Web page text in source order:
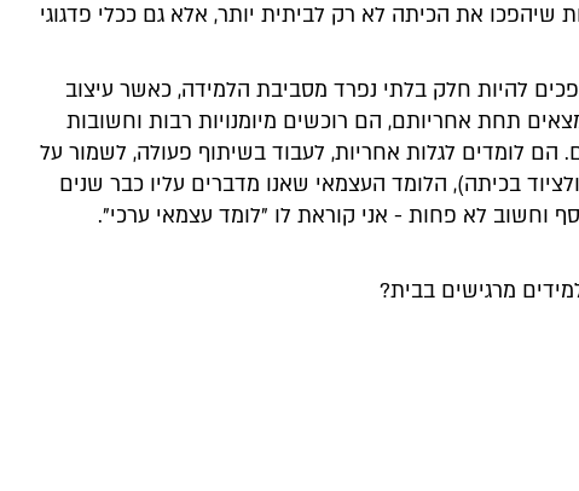
שיהפכו את הכיתה לא רק לביתית יותר, אלא גם ככלי פדגוגי
להיות חלק בלתי נפרד מסביבת הלמידה, כאשר עיצוב
תחת אחריותם, הם רוכשים מיומנויות רבות וחשובות
הם לומדים לגלות אחריות, לעבוד בשיתוף פעולה, לשמור על
בכיתה), הלומד העצמאי שאנו מדברים עליו כבר שנים
וחשוב לא פחות - אני קוראת לו "לומד עצמאי ערכי".
מרגישים בבית?